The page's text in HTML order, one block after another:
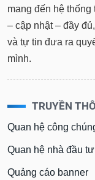
mang đến hệ
– cập nhật – đầy
và tự tin đưa ra
mình.
TRUYỀN
Quan hệ công
Quan hệ nhà đầu
Quảng cáo banner